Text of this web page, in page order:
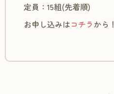
定員：15組(先着順)
お申し込みはコチラ から！